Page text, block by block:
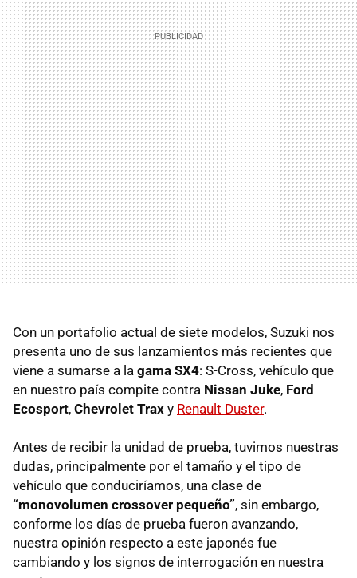
Con un portafolio actual de siete modelos, Suzuki nos
presenta uno de sus lanzamientos más recientes que
viene a sumarse a la gama SX4: S-Cross, vehículo que
en nuestro país compite contra Nissan Juke, Ford
Ecosport, Chevrolet Trax y Renault Duster.
Antes de recibir la unidad de prueba, tuvimos nuestras
dudas, principalmente por el tamaño y el tipo de
vehículo que conduciríamos, una clase de
“monovolumen crossover pequeño”, sin embargo,
conforme los días de prueba fueron avanzando,
nuestra opinión respecto a este japonés fue
cambiando y los signos de interrogación en nuestra